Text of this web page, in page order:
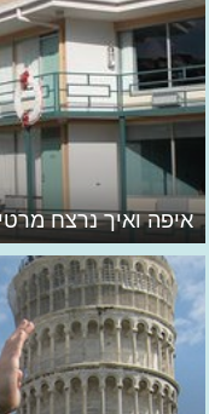
איפה ואיך נרצח